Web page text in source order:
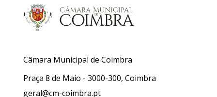
Câmara Municipal de Coimbra
Praça 8 de Maio - 3000-300, Coimbra
geral@cm-coimbra.pt